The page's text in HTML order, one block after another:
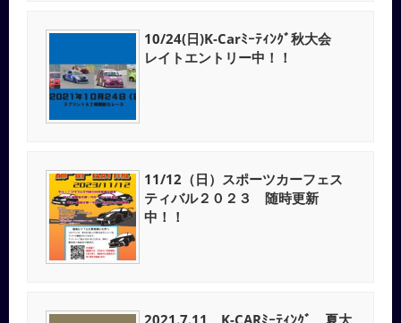
10/24(日)K-Carﾐｰﾃｨﾝｸﾞ秋大会
レイトエントリー中！！
11/12（日）スポーツカーフェス
ティバル２０２３ 随時更新
中！！
2021.7.11 K-CARﾐｰﾃｨﾝｸﾞ 夏大